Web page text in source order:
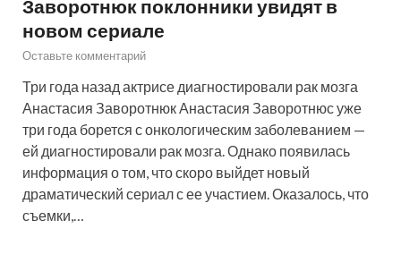
Заворотнюк поклонники увидят в
новом сериале
Оставьте комментарий
Три года назад актрисе диагностировали рак мозга
Анастасия Заворотнюк Анастасия Заворотнюс уже
три года борется с онкологическим заболеванием —
ей диагностировали рак мозга. Однако появилась
информация о том, что скоро выйдет новый
драматический сериал с ее участием. Оказалось, что
съемки,…